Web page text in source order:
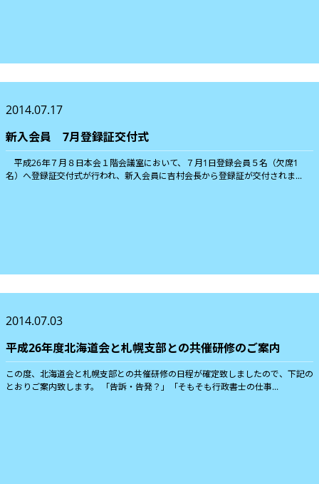
2014.07.17
新入会員 7月登録証交付式
平成26年７月８日本会１階会議室において、７月1日登録会員５名（欠席1
名）へ登録証交付式が行われ、新入会員に吉村会長から登録証が交付されま...
2014.07.03
平成26年度北海道会と札幌支部との共催研修のご案内
この度、北海道会と札幌支部との共催研修の日程が確定致しましたので、下記の
とおりご案内致します。 「告訴・告発？」「そもそも行政書士の仕事...